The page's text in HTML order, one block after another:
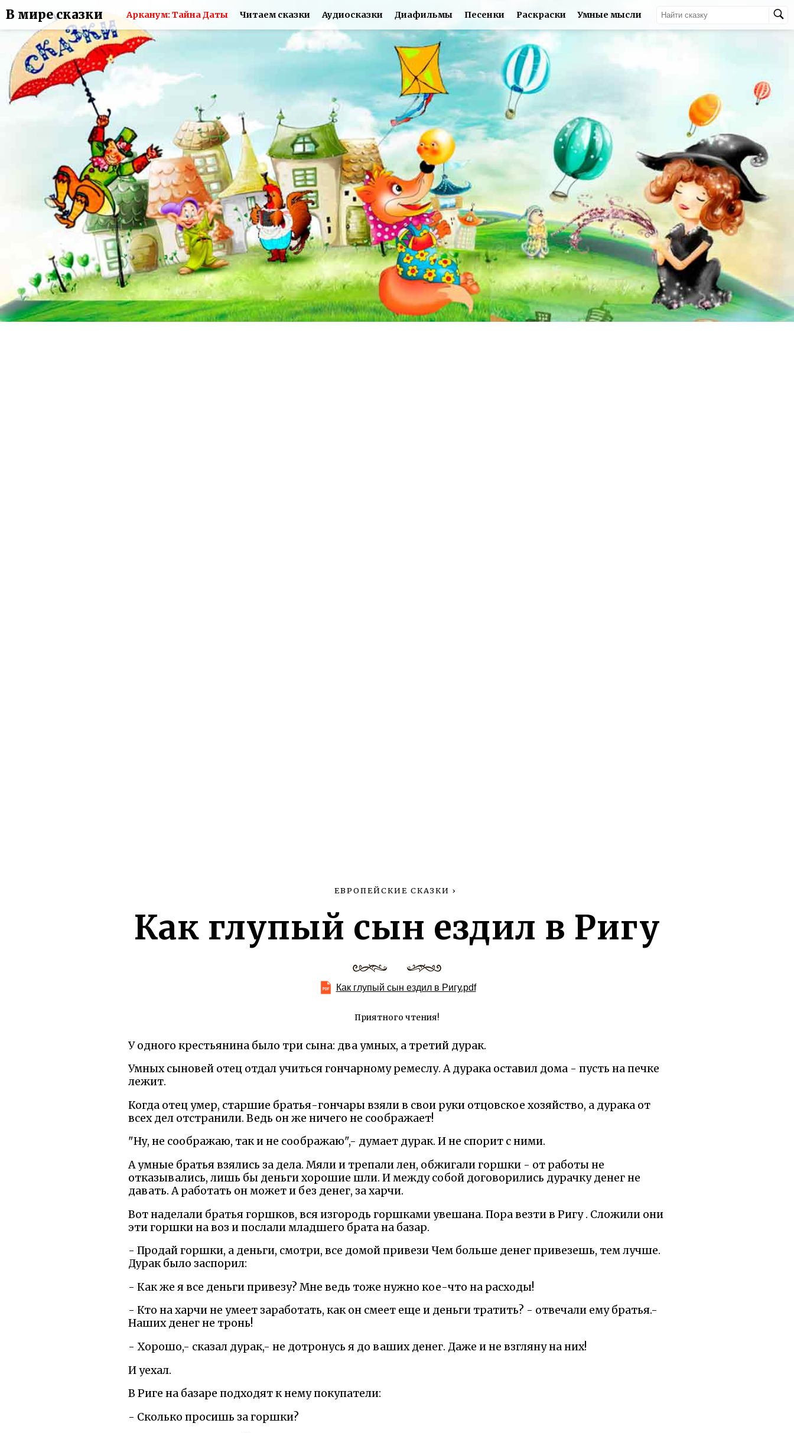
В мире сказки Арканум: Тайна Даты Читаем сказки Аудиосказки Диафильмы Песенки Раскраски Умные мысли
ЕВРОПЕЙСКИЕ СКАЗКИ ›
Как глупый сын ездил в Ригу
Как глупый сын ездил в Ригу.pdf
Приятного чтения!
У одного крестьянина было три сына: два умных, а третий дурак.
Умных сыновей отец отдал учиться гончарному ремеслу. А дурака оставил дома - пусть на печке
лежит.
Когда отец умер, старшие братья-гончары взяли в свои руки отцовское хозяйство, а дурака от
всех дел отстранили. Ведь он же ничего не соображает!
"Ну, не соображаю, так и не соображаю",- думает дурак. И не спорит с ними.
А умные братья взялись за дела. Мяли и трепали лен, обжигали горшки - от работы не
отказывались, лишь бы деньги хорошие шли. И между собой договорились дурачку денег не
давать. А работать он может и без денег, за харчи.
Вот наделали братья горшков, вся изгородь горшками увешана. Пора везти в Ригу . Сложили они
эти горшки на воз и послали младшего брата на базар.
- Продай горшки, а деньги, смотри, все домой привези Чем больше денег привезешь, тем лучше.
Дурак было заспорил:
- Как же я все деньги привезу? Мне ведь тоже нужно кое-что на расходы!
- Кто на харчи не умеет заработать, как он смеет еще и деньги тратить? - отвечали ему братья.-
Наших денег не тронь!
- Хорошо,- сказал дурак,- не дотронусь я до ваших денег. Даже и не взгляну на них!
И уехал.
В Риге на базаре подходят к нему покупатели:
- Сколько просишь за горшки?